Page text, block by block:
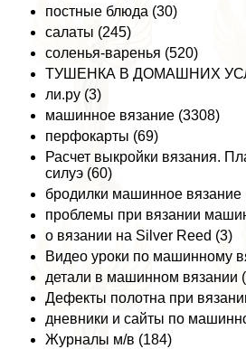
постные блюда (30)
салаты (245)
соленья-варенья (520)
ТУШЕНКА В ДОМАШНИХ
ли.ру (3)
машинное вязание (3308)
перфокарты (69)
Расчет выкройки вязания.
силуэ (60)
бродилки машинное вязание
проблемы при вязании
о вязании на Silver Reed (3)
Видео уроки по машинному
детали в машинном вязании
Дефекты полотна при
дневники и сайты по
Журналы м/в (184)